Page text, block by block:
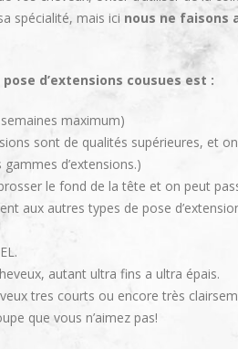
spécialité, mais ici nous ne faisons
d’extensions cousues est :
maximum)
sont de qualités supérieures, et
d’extensions.)
le fond de la tête et on peut
aux autres types de pose
autant ultra fins a ultra épais.
tres courts ou encore très
que vous n’aimez pas!